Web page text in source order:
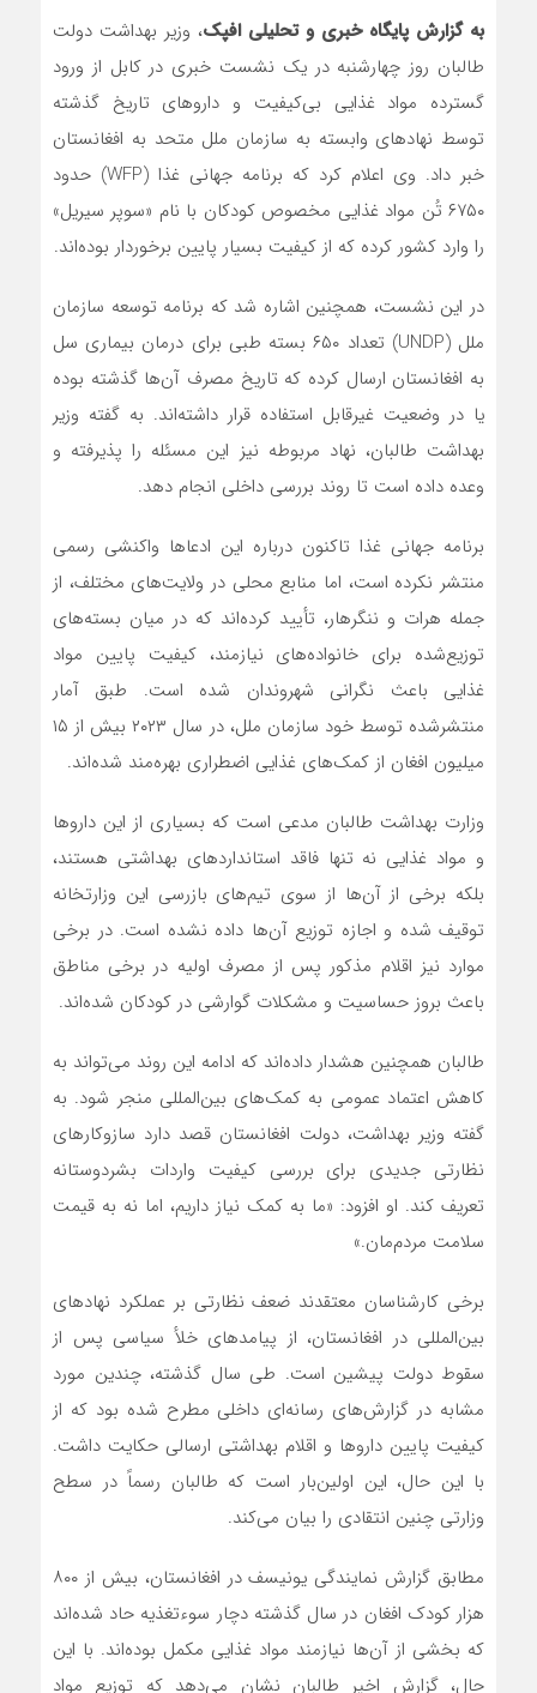
به گزارش پایگاه خبری و تحلیلی افپک، وزیر بهداشت دولت
طالبان روز چهارشنبه در یک نشست خبری در کابل از ورود
گسترده مواد غذایی بی‌کیفیت و داروهای تاریخ گذشته
توسط نهادهای وابسته به سازمان ملل متحد به افغانستان
خبر داد. وی اعلام کرد که برنامه جهانی غذا (WFP) حدود
۶۷۵۰ تُن مواد غذایی مخصوص کودکان با نام «سوپر سیریل»
را وارد کشور کرده که از کیفیت بسیار پایین برخوردار بوده‌اند.
در این نشست، همچنین اشاره شد که برنامه توسعه سازمان
ملل (UNDP) تعداد ۶۵۰ بسته طبی برای درمان بیماری سل
به افغانستان ارسال کرده که تاریخ مصرف آن‌ها گذشته بوده
یا در وضعیت غیرقابل استفاده قرار داشته‌اند. به گفته وزیر
بهداشت طالبان، نهاد مربوطه نیز این مسئله را پذیرفته و
وعده داده است تا روند بررسی داخلی انجام دهد.
برنامه جهانی غذا تاکنون درباره این ادعاها واکنشی رسمی
منتشر نکرده است، اما منابع محلی در ولایت‌های مختلف، از
جمله هرات و ننگرهار، تأیید کرده‌اند که در میان بسته‌های
توزیع‌شده برای خانواده‌های نیازمند، کیفیت پایین مواد
غذایی باعث نگرانی شهروندان شده است. طبق آمار
منتشرشده توسط خود سازمان ملل، در سال ۲۰۲۳ بیش از ۱۵
میلیون افغان از کمک‌های غذایی اضطراری بهره‌مند شده‌اند.
وزارت بهداشت طالبان مدعی است که بسیاری از این داروها
و مواد غذایی نه تنها فاقد استانداردهای بهداشتی هستند،
بلکه برخی از آن‌ها از سوی تیم‌های بازرسی این وزارتخانه
توقیف شده و اجازه توزیع آن‌ها داده نشده است. در برخی
موارد نیز اقلام مذکور پس از مصرف اولیه در برخی مناطق
باعث بروز حساسیت و مشکلات گوارشی در کودکان شده‌اند.
طالبان همچنین هشدار داده‌اند که ادامه این روند می‌تواند به
کاهش اعتماد عمومی به کمک‌های بین‌المللی منجر شود. به
گفته وزیر بهداشت، دولت افغانستان قصد دارد سازوکارهای
نظارتی جدیدی برای بررسی کیفیت واردات بشردوستانه
تعریف کند. او افزود: «ما به کمک نیاز داریم، اما نه به قیمت
سلامت مردم‌مان.»
برخی کارشناسان معتقدند ضعف نظارتی بر عملکرد نهادهای
بین‌المللی در افغانستان، از پیامدهای خلأ سیاسی پس از
سقوط دولت پیشین است. طی سال گذشته، چندین مورد
مشابه در گزارش‌های رسانه‌ای داخلی مطرح شده بود که از
کیفیت پایین داروها و اقلام بهداشتی ارسالی حکایت داشت.
با این حال، این اولین‌بار است که طالبان رسماً در سطح
وزارتی چنین انتقادی را بیان می‌کند.
مطابق گزارش نمایندگی یونیسف در افغانستان، بیش از ۸۰۰
هزار کودک افغان در سال گذشته دچار سوءتغذیه حاد شده‌اند
که بخشی از آن‌ها نیازمند مواد غذایی مکمل بوده‌اند. با این
حال، گزارش اخیر طالبان نشان می‌دهد که توزیع مواد